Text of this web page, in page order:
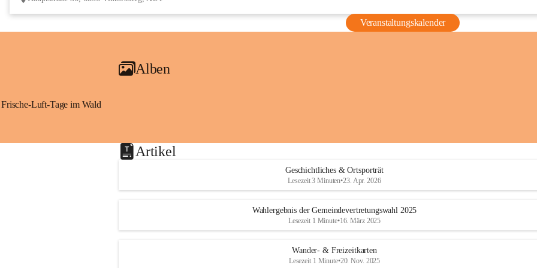
Veranstaltungskalender
Alben
Frische-Luft-Tage im Wald
Artikel
Geschichtliches & Ortsporträt
Lesezeit 3 Minuten•23. Apr. 2026
Wahlergebnis der Gemeindevertretungswahl 2025
Lesezeit 1 Minute•16. März 2025
Wander- & Freizeitkarten
Lesezeit 1 Minute•20. Nov. 2025